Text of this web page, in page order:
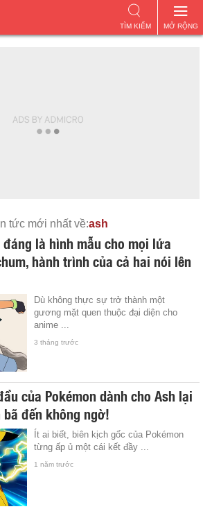
MỞ RỘNG
TÌM KIẾM
tức mới nhất về:ash
là hình mẫu cho mọi lứa
hành trình của cả hai nói lên
Dù không thực sự trở thành một
gương mặt quen thuộc đại diện cho
anime ...
3 tháng trước
của Pokémon dành cho Ash lại
đến không ngờ!
Ít ai biết, biên kịch gốc của Pokémon
từng ấp ủ một cái kết đầy ...
1 năm trước